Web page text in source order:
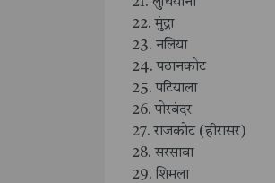
22. मुंद्रा
23. नलिया
24. पठानकोट
25. पटियाला
26. पोरबंदर
27. राजकोट (हीरासर)
28. सरसावा
29. शिमला